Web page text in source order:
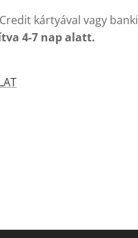
Credit kártyával vagy banki
4-7 nap alatt.